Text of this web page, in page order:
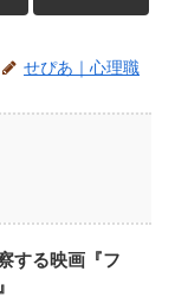
せぴあ｜心理職
する映画『フ